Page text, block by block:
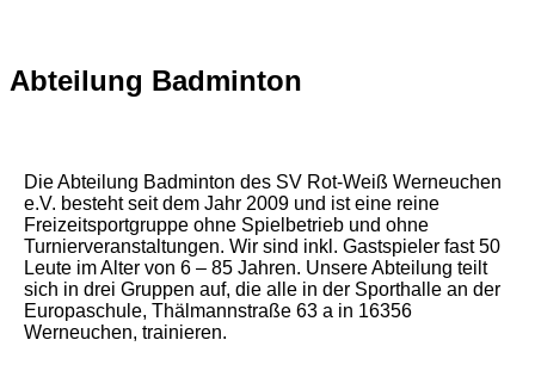
Abteilung Badminton
Die Abteilung Badminton des SV Rot-Weiß Werneuchen
e.V. besteht seit dem Jahr 2009 und ist eine reine
Freizeitsportgruppe ohne Spielbetrieb und ohne
Turnierveranstaltungen. Wir sind inkl. Gastspieler fast 50
Leute im Alter von 6 – 85 Jahren. Unsere Abteilung teilt
sich in drei Gruppen auf, die alle in der Sporthalle an der
Europaschule, Thälmannstraße 63 a in 16356
Werneuchen, trainieren.